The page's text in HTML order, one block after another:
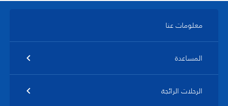
معلومات عنا
المساعدة
الرحلات الرائجة